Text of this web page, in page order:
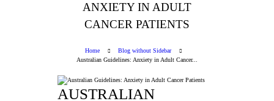
ANXIETY IN ADULT
CANCER PATIENTS
Home
Blog without Sidebar
Australian Guidelines: Anxiety in Adult Cancer...
AUSTRALIAN